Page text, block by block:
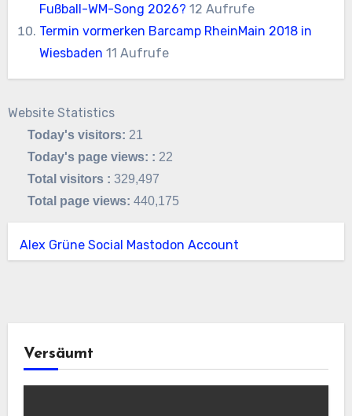
Fußball-WM-Song 2026? 12 Aufrufe
Termin vormerken Barcamp RheinMain 2018 in
Wiesbaden 11 Aufrufe
Website Statistics
Today's visitors: 21
Today's page views: : 22
Total visitors :329,497
Total page views:440,175
Alex Grüne Social Mastodon Account
Versäumt